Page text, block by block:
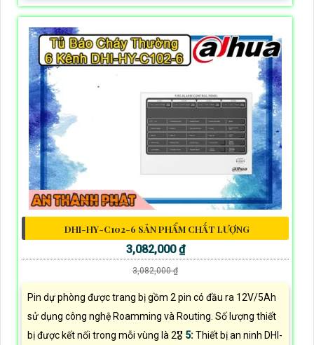
DHI-HY-C102-6 SẢN PHẨM CHẤT LƯỢNG
3,082,000 ₫
3,082,000 ₫
Pin dự phòng được trang bị gồm 2 pin có đầu ra 12V/5Ah
sử dụng công nghệ Roamming và Routing. Số lượng thiết
bị được kết nối trong mỗi vùng là 2🎖️ 5:Thiết bị an ninh DHI-